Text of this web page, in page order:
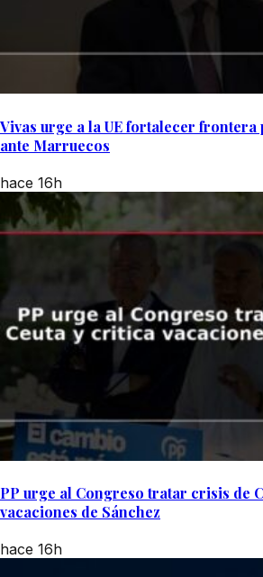
Vivas urge a la UE fortalecer
ante Marruecos
hace 16h
PP urge al Congreso tratar crisis de
vacaciones de Sánchez
hace 16h